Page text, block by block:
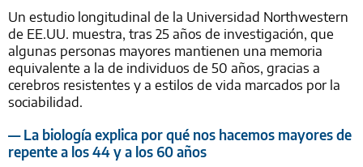
Un estudio longitudinal de la Universidad Northwestern
de EE.UU. muestra, tras 25 años de investigación, que
algunas personas mayores mantienen una memoria
equivalente a la de individuos de 50 años, gracias a
cerebros resistentes y a estilos de vida marcados por la
sociabilidad.
— La biología explica por qué nos hacemos mayores de
repente a los 44 y a los 60 años